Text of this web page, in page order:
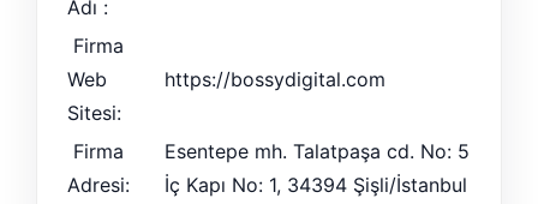
Adı :
Firma
Web
Sitesi:
https://bossydigital.com
Firma
Adresi:
Esentepe mh. Talatpaşa cd. No: 5
İç Kapı No: 1, 34394 Şişli/İstanbul